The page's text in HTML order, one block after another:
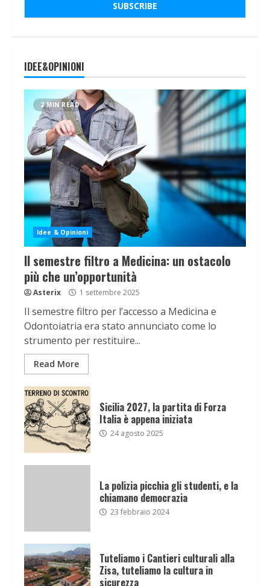
IDEE&OPINIONI
2 MIN READ
Idee & Opinioni
Il semestre filtro a Medicina: un ostacolo
più che un’opportunità
Asterix 1 settembre 2025
Il semestre filtro per l’accesso a Medicina e
Odontoiatria era stato annunciato come lo
strumento per restituire...
Read More
Sicilia 2027, la partita di Forza
Italia è appena iniziata
24 agosto 2025
La polizia picchia gli studenti, e la
chiamano democrazia
23 febbraio 2024
Tuteliamo i Cantieri culturali alla
Zisa, tuteliamo la cultura in
sicurezza